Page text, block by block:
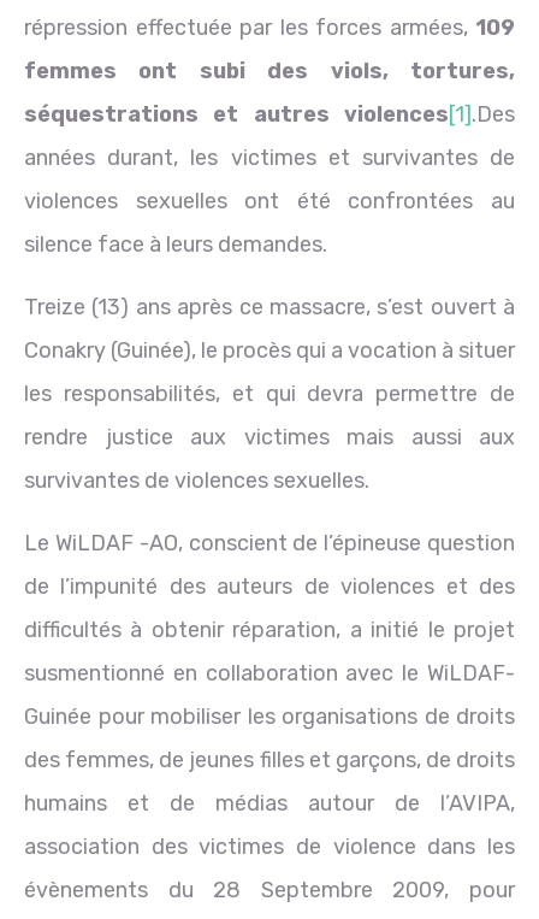
répression effectuée par les forces armées, 109
femmes ont subi des viols, tortures,
séquestrations et autres violences[1].Des
années durant, les victimes et survivantes de
violences sexuelles ont été confrontées au
silence face à leurs demandes.
Treize (13) ans après ce massacre, s’est ouvert à
Conakry (Guinée), le procès qui a vocation à situer
les responsabilités, et qui devra permettre de
rendre justice aux victimes mais aussi aux
survivantes de violences sexuelles.
Le WiLDAF -AO, conscient de l’épineuse question
de l’impunité des auteurs de violences et des
difficultés à obtenir réparation, a initié le projet
susmentionné en collaboration avec le WiLDAF-
Guinée pour mobiliser les organisations de droits
des femmes, de jeunes filles et garçons, de droits
humains et de médias autour de l’AVIPA,
association des victimes de violence dans les
évènements du 28 Septembre 2009, pour